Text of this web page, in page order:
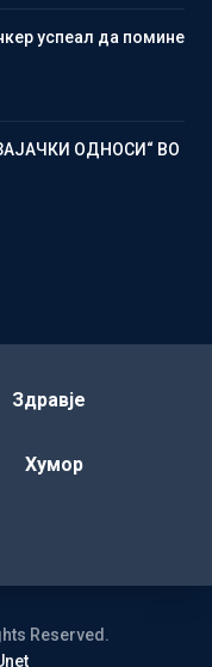
успеал да помине
ОДНОСИ“ ВО
Здравје
Хумор
Reserved.